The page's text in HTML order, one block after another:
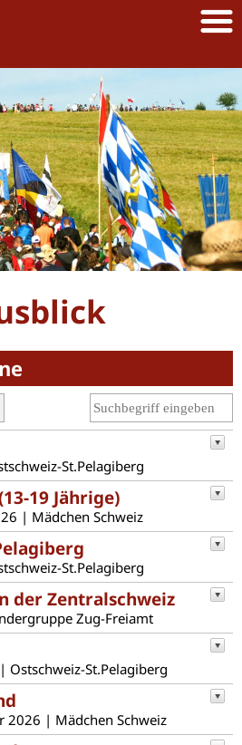
St.Pelagiberg
19 Jährige)
| Mädchen Schweiz
St.Pelagiberg
der Zentralschweiz
Zug-Freiamt
Ostschweiz-St.Pelagiberg
2026 | Mädchen Schweiz